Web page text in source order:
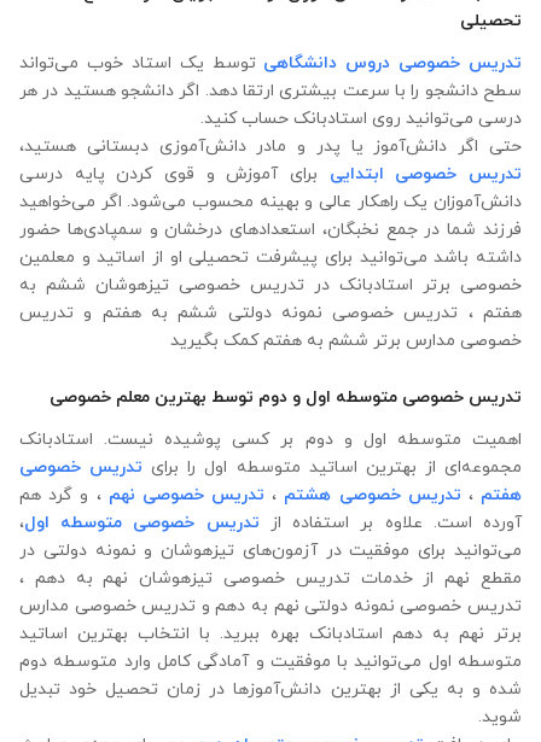
تحصیلی
تدریس خصوصی دروس دانشگاهیتوسط یک استاد خوب می‌تواند
سطح دانشجو را با سرعت بیشتری ارتقا دهد. اگر دانشجو هستید در هر
درسی می‌توانید روی استادبانک حساب کنید.
حتی اگر دانش‌آموز یا پدر و مادر دانش‌آموزی دبستانی هستید،
تدریس خصوصی ابتدایی برای آموزش و قوی کردن پایه درسی
دانش‌آموزان یک راهکار عالی و بهینه محسوب می‌شود. اگر می‌خواهید
فرزند شما در جمع نخبگان، استعدادهای درخشان و سمپادی‌ها حضور
داشته باشد می‌توانید برای پیشرفت تحصیلی او از اساتید و معلمین
خصوصی برتر استادبانک در تدریس خصوصی تیزهوشان ششم به
هفتم ، تدریس خصوصی نمونه دولتی ششم به هفتم و تدریس
خصوصی مدارس برتر ششم به هفتم کمک بگیرید
تدریس خصوصی متوسطه اول و دوم توسط بهترین معلم خصوصی
اهمیت متوسطه اول و دوم بر کسی پوشیده نیست. استادبانک
مجموعه‌ای از بهترین اساتید متوسطه اول را برای تدریس خصوصی
هفتم، تدریس خصوصی هشتم ، تدریس خصوصی نهم، و گرد هم
آورده است. علاوه ‌بر استفاده از تدریس خصوصی متوسطه اول،
می‌توانید برای موفقیت در آزمون‌های تیزهوشان و نمونه دولتی در
مقطع نهم از خدمات تدریس خصوصی تیزهوشان نهم به دهم ،
تدریس خصوصی نمونه دولتی نهم به دهم و تدریس خصوصی مدارس
برتر نهم به دهم استادبانک بهره‌ ببرید. با انتخاب بهترین اساتید
متوسطه اول می‌توانید با موفقیت و آمادگی کامل وارد متوسطه دوم
شده و به یکی از بهترین دانش‌آموزها در زمان تحصیل خود تبدیل
شوید.